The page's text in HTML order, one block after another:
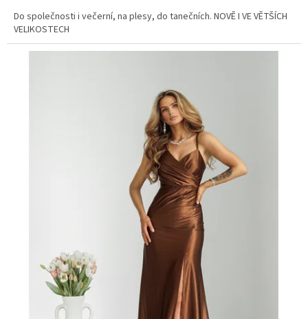
Do společnosti i večerní, na plesy, do tanečních. NOVĚ I VE VĚTŠÍCH
VELIKOSTECH